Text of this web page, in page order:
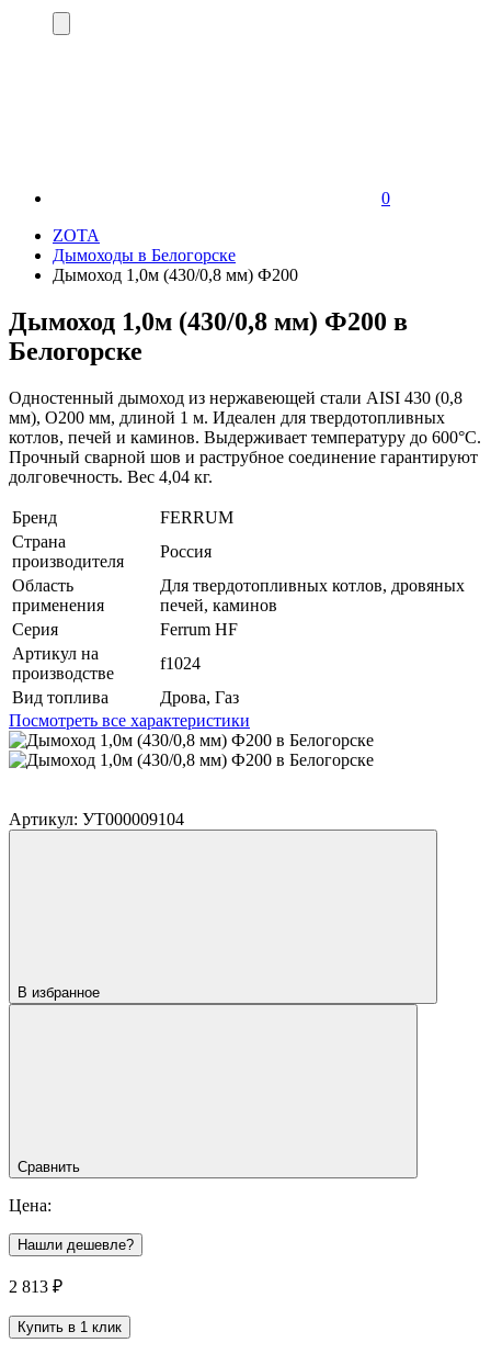
0
ZOTA
Дымоходы в Белогорске
Дымоход 1,0м (430/0,8 мм) Ф200
Дымоход 1,0м (430/0,8 мм) Ф200 в
Белогорске
Одностенный дымоход из нержавеющей стали AISI 430 (0,8
мм), O200 мм, длиной 1 м. Идеален для твердотопливных
котлов, печей и каминов. Выдерживает температуру до 600°С.
Прочный сварной шов и раструбное соединение гарантируют
долговечность. Вес 4,04 кг.
Бренд
FERRUM
Страна
производителя
Россия
Область
применения
Для твердотопливных котлов, дровяных
печей, каминов
Серия
Ferrum HF
Артикул на
производстве
f1024
Вид топлива
Дрова, Газ
Посмотреть все характеристики
Артикул: УТ000009104
В избранное
Сравнить
Цена:
Нашли дешевле?
2 813 ₽
Купить в 1 клик